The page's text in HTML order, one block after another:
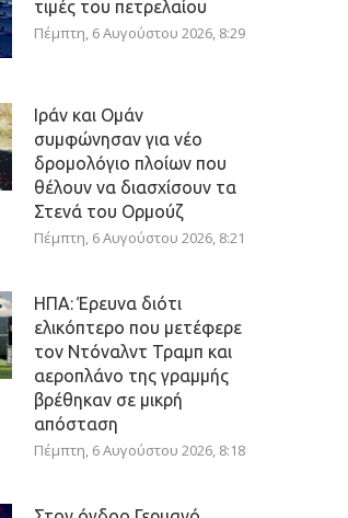
τιμές του πετρελαίου
Πέμπτη, 6 Αυγούστου 2026, 8:29
Ιράν και Ομάν
συμφώνησαν για νέο
δρομολόγιο πλοίων που
θέλουν να διασχίσουν τα
Στενά του Ορμούζ
Πέμπτη, 6 Αυγούστου 2026, 8:21
ΗΠΑ: Έρευνα διότι
ελικόπτερο που μετέφερε
τον Ντόναλντ Τραμπ και
αεροπλάνο της γραμμής
βρέθηκαν σε μικρή
απόσταση
Πέμπτη, 6 Αυγούστου 2026, 8:18